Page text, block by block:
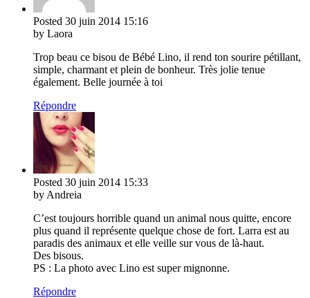
Posted 30 juin 2014 15:16
by Laora
Trop beau ce bisou de Bébé Lino, il rend ton sourire pétillant,
simple, charmant et plein de bonheur. Très jolie tenue
également. Belle journée à toi
Répondre
Posted 30 juin 2014 15:33
by Andreia
C’est toujours horrible quand un animal nous quitte, encore
plus quand il représente quelque chose de fort. Larra est au
paradis des animaux et elle veille sur vous de là-haut.
Des bisous.
PS : La photo avec Lino est super mignonne.
Répondre